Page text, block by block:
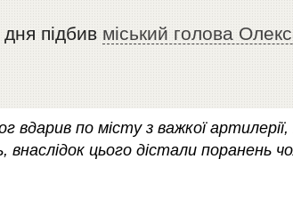
підбив міський голова
вдарив по місту з важкої артилерії,
цього дістали поранень